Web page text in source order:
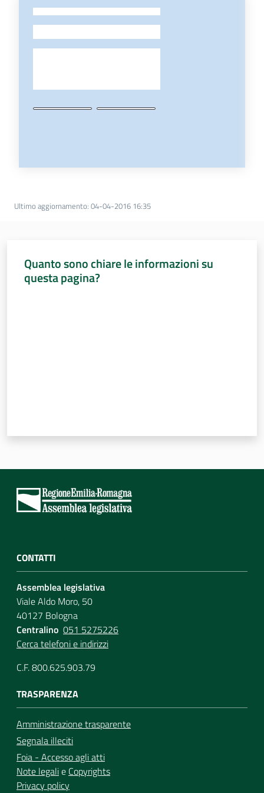
-
Ultimo aggiornamento: 04-04-2016 16:35
Quanto sono chiare le informazioni su
questa pagina?
CONTATTI
Assemblea legislativa
Viale Aldo Moro, 50
40127 Bologna
Centralino 051 5275226
Cerca telefoni e indirizzi
C.F. 800.625.903.79
TRASPARENZA
Amministrazione trasparente
Segnala illeciti
Foia - Accesso agli atti
Note legalie Copyrights
Privacy policy